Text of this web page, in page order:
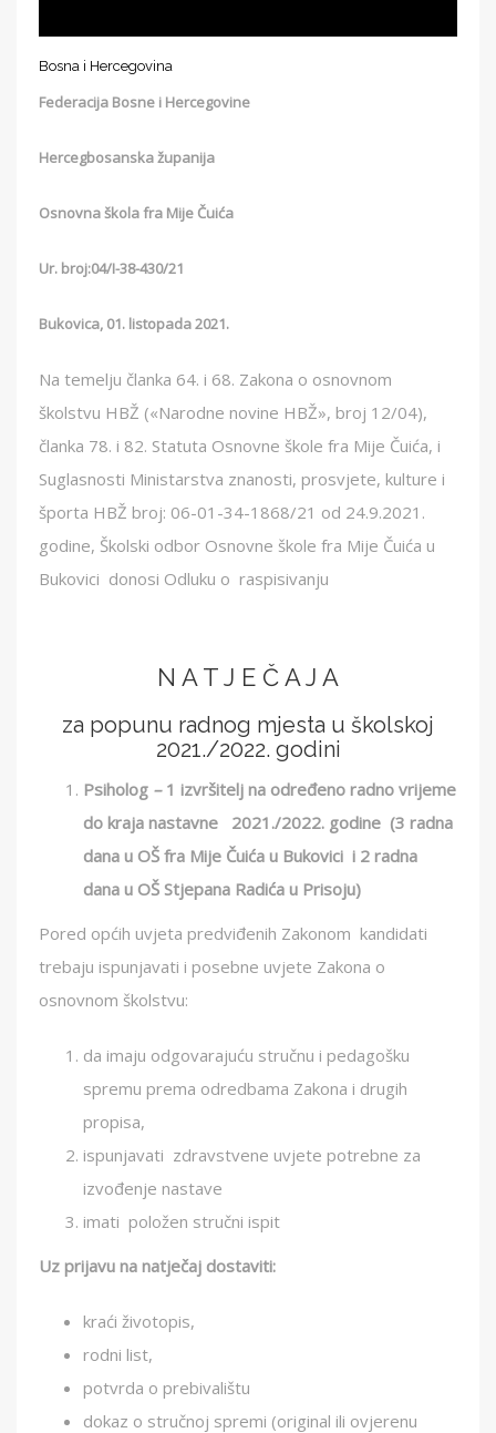
Bosna i Hercegovina
Federacija Bosne i Hercegovine
Hercegbosanska županija
Osnovna škola fra Mije Čuića
Ur. broj:04/I-38-430/21
Bukovica, 01. listopada 2021.
Na temelju članka 64. i 68. Zakona o osnovnom
školstvu HBŽ («Narodne novine HBŽ», broj 12/04),
članka 78. i 82. Statuta Osnovne škole fra Mije Čuića, i
Suglasnosti Ministarstva znanosti, prosvjete, kulture i
športa HBŽ broj: 06-01-34-1868/21 od 24.9.2021.
godine, Školski odbor Osnovne škole fra Mije Čuića u
Bukovici donosi Odluku o raspisivanju
N A T J E Č A J A
za popunu radnog mjesta u školskoj
2021./2022. godini
Psiholog –1 izvršitelj na određeno radno vrijeme
do kraja nastavne 2021./2022. godine (3 radna
dana u OŠ fra Mije Čuića u Bukovici i 2 radna
dana u OŠ Stjepana Radića u Prisoju)
Pored općih uvjeta predviđenih Zakonom kandidati
trebaju ispunjavati i posebne uvjete Zakona o
osnovnom školstvu:
da imaju odgovarajuću stručnu i pedagošku
spremu prema odredbama Zakona i drugih
propisa,
ispunjavati zdravstvene uvjete potrebne za
izvođenje nastave
imati položen stručni ispit
Uz prijavu na natječaj dostaviti:
kraći životopis,
rodni list,
potvrda o prebivalištu
dokaz o stručnoj spremi (original ili ovjerenu